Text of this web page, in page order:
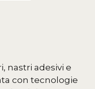
nastri adesivi e
con tecnologie